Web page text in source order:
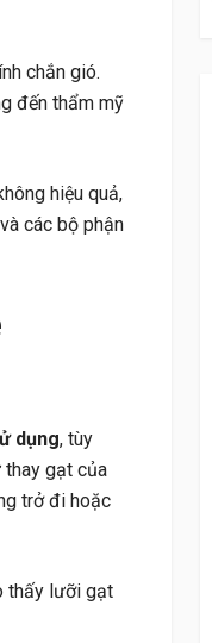
chắn gió.
đến thẩm mỹ
hiệu quả,
các bộ phận
dụng, tùy
thay gạt của
trở đi hoặc
thấy lưỡi gạt